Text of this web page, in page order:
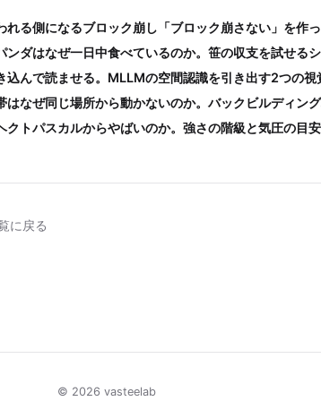
れる側になるブロック崩し「ブロック崩さない」を作
ンダはなぜ一日中食べているのか。笹の収支を試せる
込んで読ませる。MLLMの空間認識を引き出す2つの視
はなぜ同じ場所から動かないのか。バックビルディン
クトパスカルからやばいのか。強さの階級と気圧の目
に戻る
© 2026 vasteelab